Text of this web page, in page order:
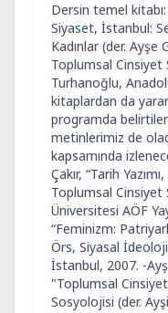
Dersin temel kitabı:
Siyaset, İstanbul:
Kadınlar (der. Ayşe
Toplumsal Cinsiyet
Turhanoğlu,
kitaplardan da
programda
metinlerimiz de
kapsamında
Çakır, “Tarih
Toplumsal Cinsiyet
Üniversitesi AÖF
“Feminizm:
Örs, Siyasal
İstanbul, 2007. -
"Toplumsal
Sosyolojisi (der.